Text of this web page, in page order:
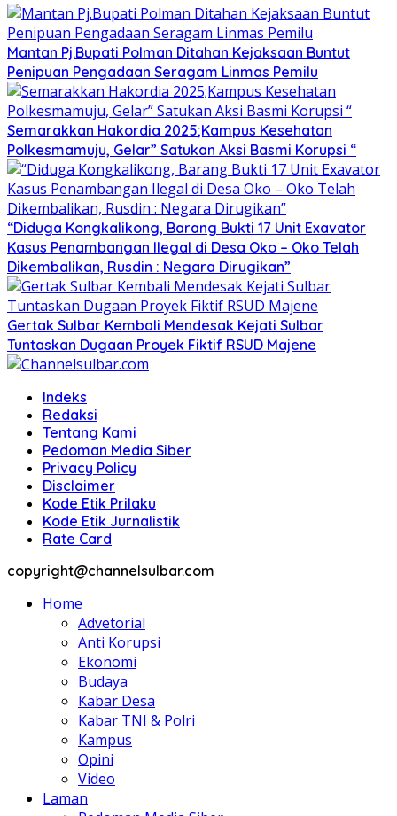
Mantan Pj.Bupati Polman Ditahan Kejaksaan Buntut
Penipuan Pengadaan Seragam Linmas Pemilu
Semarakkan Hakordia 2025;Kampus Kesehatan
Polkesmamuju, Gelar” Satukan Aksi Basmi Korupsi “
“Diduga Kongkalikong, Barang Bukti 17 Unit Exavator
Kasus Penambangan Ilegal di Desa Oko – Oko Telah
Dikembalikan, Rusdin : Negara Dirugikan”
Gertak Sulbar Kembali Mendesak Kejati Sulbar
Tuntaskan Dugaan Proyek Fiktif RSUD Majene
Indeks
Redaksi
Tentang Kami
Pedoman Media Siber
Privacy Policy
Disclaimer
Kode Etik Prilaku
Kode Etik Jurnalistik
Rate Card
copyright@channelsulbar.com
Home
Advetorial
Anti Korupsi
Ekonomi
Budaya
Kabar Desa
Kabar TNI & Polri
Kampus
Opini
Video
Laman